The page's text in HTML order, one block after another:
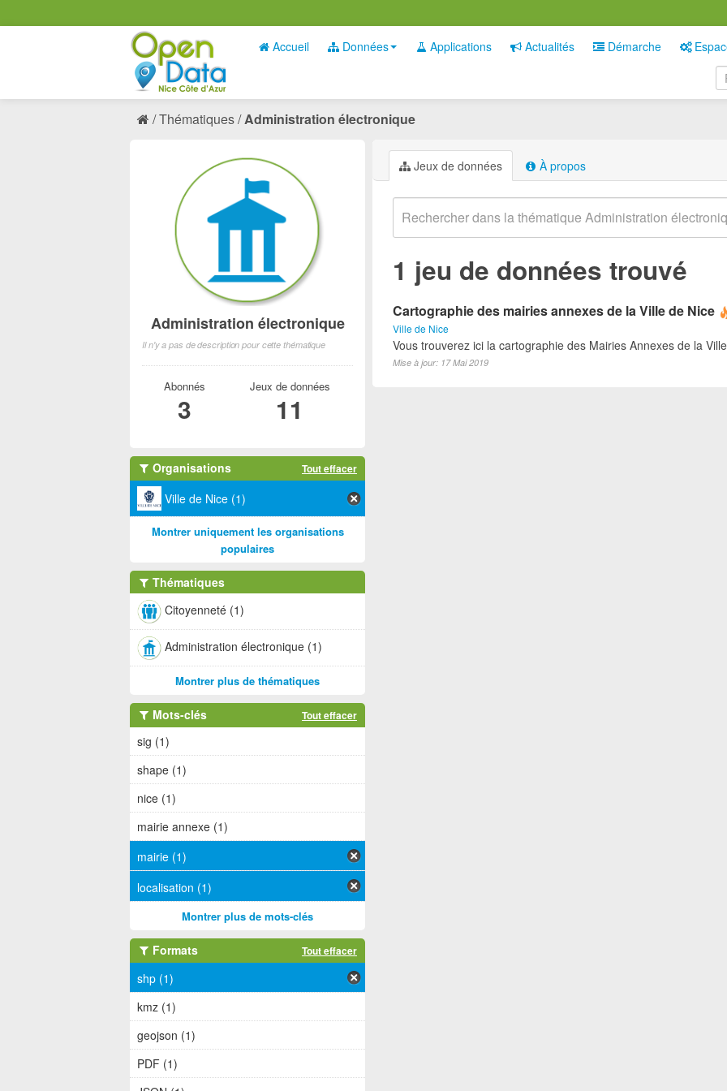
Accueil Données Applications Actualités Démarche
Thématiques Administration électronique
Jeux de données À propos
1 jeu de données trouvé
Cartographie des mairies annexes de la Ville de Nice
Ville de Nice
Vous trouverez ici la cartographie des Mairies Annexes de la
Mise à jour: 17 Mai 2019
Administration électronique
Il n'y a pas de description pour cette thématique
Abonnés
3
Jeux de données
11
Organisations Tout effacer
Ville de Nice (1)
Montrer uniquement les organisations
populaires
Thématiques
Citoyenneté (1)
Administration électronique (1)
Montrer plus de thématiques
Mots-clés Tout effacer
sig (1)
shape (1)
nice (1)
mairie annexe (1)
mairie (1)
localisation (1)
Montrer plus de mots-clés
Formats Tout effacer
shp (1)
kmz (1)
geojson (1)
PDF (1)